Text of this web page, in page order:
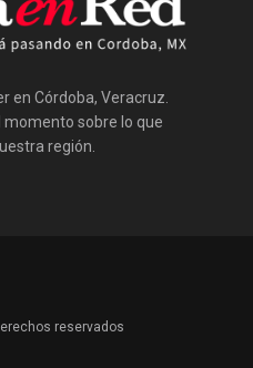
en Córdoba, Veracruz.
momento sobre lo que
región.
reservados